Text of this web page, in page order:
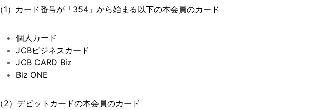
（1）カード番号が「354」から始まる以下の本会員のカード
個人カード
JCBビジネスカード
JCB CARD Biz
Biz ONE
（2）デビットカードの本会員のカード